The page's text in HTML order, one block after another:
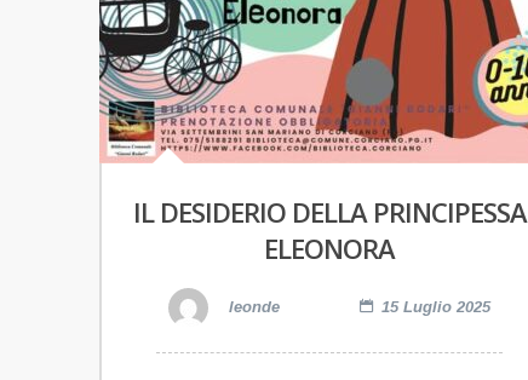
IL DESIDERIO DELLA PRINCIPESSA
ELEONORA
leonde 15 Luglio 2025